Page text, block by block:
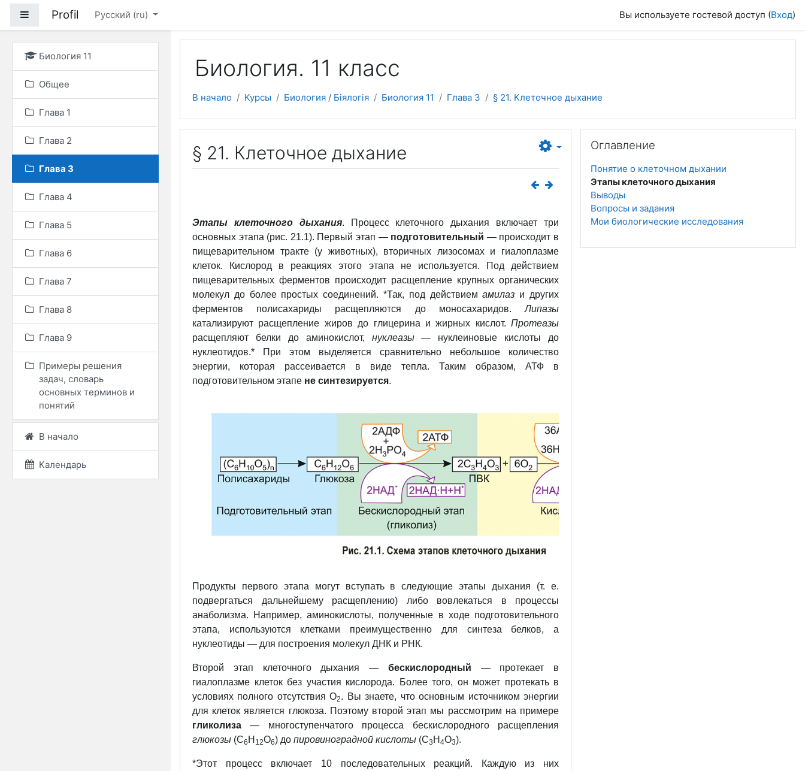
Боковая панель
Profil Русский ‎(ru)‎ Вы используете гостевой доступ (Вход)
Биология 11
Общее
Глава 1
Глава 2
Глава 3
Глава 4
Глава 5
Глава 6
Глава 7
Глава 8
Глава 9
Примеры решения
задач, словарь
основных терминов и
понятий
В начало
Календарь
Биология. 11 класс
В начало Курсы Биология / Біялогія Биология 11 Глава 3 § 21. Клеточное дыхание
§ 21. Клеточное дыхание
Этапы клеточного дыхания.
Процесс клеточного дыхания включает три
основных этапа (рис. 21.1). Первый этап — подготовительный — происходит в
пищеварительном тракте (у животных), вторичных лизосомах и гиалоплазме
клеток. Кислород в реакциях этого этапа не используется. Под действием
пищеварительных ферментов происходит расщепление крупных органических
молекул до более простых соединений. *Так, под действиемамилаз и других
ферментов полисахариды расщепляются до моносахаридов.Липазы
катализируют расщепление жиров до глицерина и жирных кислот. Протеазы
расщепляют белки до аминокислот, нуклеазы— нуклеиновые кислоты до
нуклеотидов.* При этом выделяется сравнительно небольшое количество
энергии, которая рассеивается в виде тепла. Таким образом, АТФ в
подготовительном этапе не синтезируется.
Продукты первого этапа могут вступать в следующие этапы дыхания (т. е.
подвергаться дальнейшему расщеплению) либо вовлекаться в процессы
анаболизма. Например, аминокислоты, полученные в ходе подготовительного
этапа, используются клетками преимущественно для синтеза белков, а
нуклеотиды — для построения молекул ДНК и РНК.
Второй этап клеточного дыхания — бескислородный — протекает в
гиалоплазме клеток без участия кислорода. Более того, он может протекать в
условиях полного отсутствия О2. Вы знаете, что основным источником энергии
для клеток является глюкоза. Поэтому второй этап мы рассмотрим на примере
гликолиза — многоступенчатого процесса бескислородного расщепления
глюкозы (С6 Н 12О6) до пировиноградной кислоты (С3 Н 4О3).
*Этот процесс включает 10 последовательных реакций. Каждую из них
Оглавление
Понятие о клеточном дыхании
Этапы клеточного дыхания
Выводы
Вопросы и задания
Мои биологические исследования